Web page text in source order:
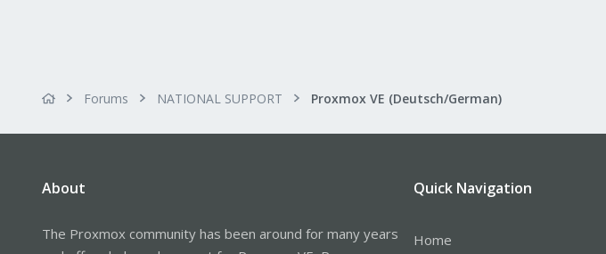
Forums NATIONAL SUPPORT Proxmox VE (Deutsch/German)
About
The Proxmox community has been around for many years
Quick Navigation
Home